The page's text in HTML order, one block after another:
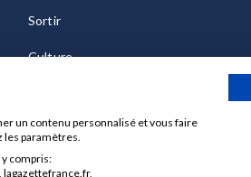
Sortir
Culture
Charte sur les cookies
un contenu personnalisé et vous faire
les paramètres.
compris: